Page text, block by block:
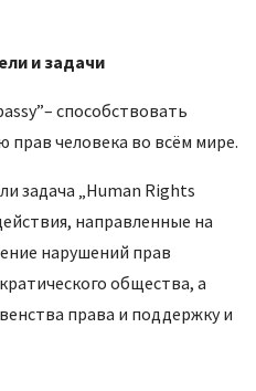
и задачи
способствовать
человека во всём мире.
задача „Human Rights
направленные на
нарушений прав
общества, а
права и поддержку и